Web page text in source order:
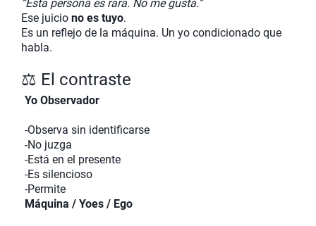
“Esta persona es rara. No me gusta.”
Ese juicio no es tuyo.
Es un reflejo de la máquina. Un yo condicionado que
habla.
⚖️ El contraste
Yo Observador
-Observa sin identificarse
-No juzga
-Está en el presente
-Es silencioso
-Permite
Máquina / Yoes / Ego